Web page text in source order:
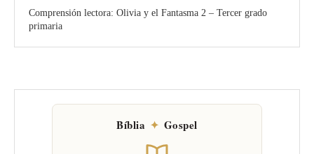
Comprensión lectora: Olivia y el Fantasma 2 – Tercer grado
primaria
Bíblia ✦ Gospel